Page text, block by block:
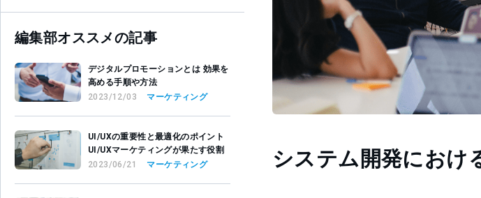
システム開発におけ
編集部オススメの記事
デジタルプロモーションとは 効果を
高める手順や方法
2023/12/03
マーケティング
UI/UXの重要性と最適化のポイント
UI/UXマーケティングが果たす役割
2023/06/21
マーケティング